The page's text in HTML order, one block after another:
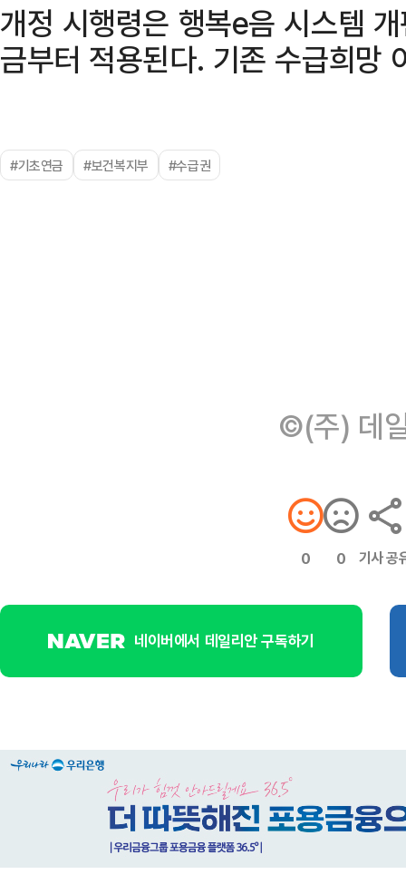
개정 시행령은 행복e음 시스템
금부터 적용된다. 기존 수급희망
#기초연금 #보건복지부 #수급권
©(주) 데
0 0 기사 공
네이버에서 데일리안 구독하기